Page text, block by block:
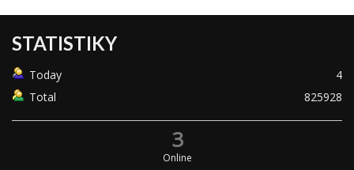
STATISTIKY
Today
4
Total
825928
3
Online